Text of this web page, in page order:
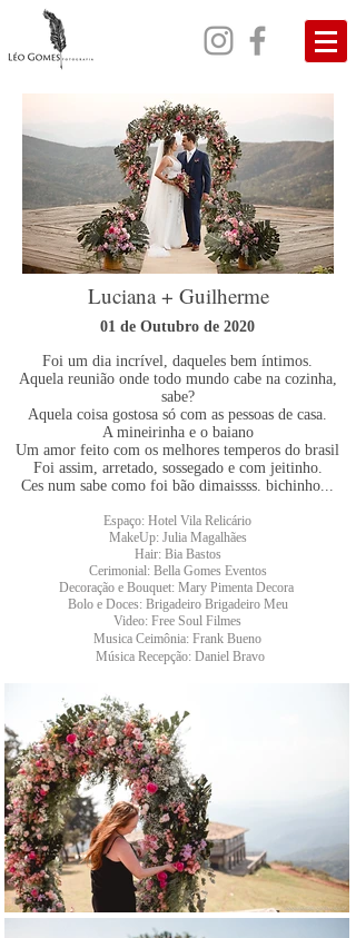
Luciana + Guilherme
01 de Outubro de 2020
Foi um dia incrível, daqueles bem íntimos.
Aquela reunião onde todo mundo cabe na cozinha,
sabe?
Aquela coisa gostosa só com as pessoas de casa.
A mineirinha e o baiano
Um amor feito com os melhores temperos do brasil
Foi assim, arretado, sossegado e com jeitinho.
Ces num sabe como foi bão dimaissss. bichinho...
Espaço: Hotel Vila Relicário
MakeUp: Julia Magalhães
Hair: Bia Bastos
Cerimonial: Bella Gomes Eventos
Decoração e Bouquet: Mary Pimenta Decora
Bolo e Doces: Brigadeiro Brigadeiro Meu
Video: Free Soul Filmes
Musica Ceimônia: Frank Bueno
Música Recepção: Daniel Bravo